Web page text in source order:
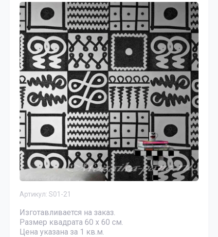
Артикул: S01-21
Изготавливается на заказ.
Размер квадрата 60 х 60 см.
Цена указана за 1 кв.м.